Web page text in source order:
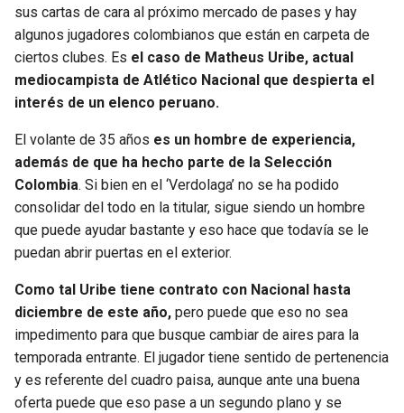
PACKERS
VIKINGS
FALCONS
PANTHERS
SAINTS
BUCCANEERS
TIMBERWOLVES
THUNDER
TRAIL BLAZERS
JAZZ
sus cartas de cara al próximo mercado de pases y hay
algunos jugadores colombianos que están en carpeta de
ciertos clubes. Es el caso de Matheus Uribe, actual
mediocampista de Atlético Nacional que despierta el
interés de un elenco peruano.
El volante de 35 años es un hombre de experiencia,
además de que ha hecho parte de la Selección
Colombia. Si bien en el ‘Verdolaga’ no se ha podido
consolidar del todo en la titular, sigue siendo un hombre
que puede ayudar bastante y eso hace que todavía se le
puedan abrir puertas en el exterior.
Como tal Uribe tiene contrato con Nacional hasta
diciembre de este año, pero puede que eso no sea
impedimento para que busque cambiar de aires para la
temporada entrante. El jugador tiene sentido de pertenencia
y es referente del cuadro paisa, aunque ante una buena
oferta puede que eso pase a un segundo plano y se